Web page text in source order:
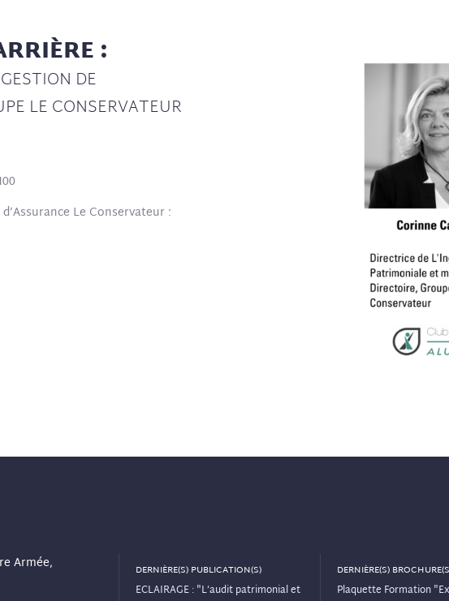
:
DE
LE CONSERVATEUR
Le Conservateur :
Armée,
DERNIÈRE(S) PUBLICATION(S)
ECLAIRAGE : "L’audit patrimonial et
DERNIÈRE(S)
Plaquette Formation